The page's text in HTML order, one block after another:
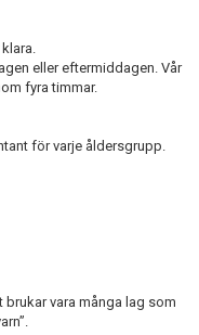
eller eftermiddagen. Vår
fyra timmar.
för varje åldersgrupp.
brukar vara många lag som